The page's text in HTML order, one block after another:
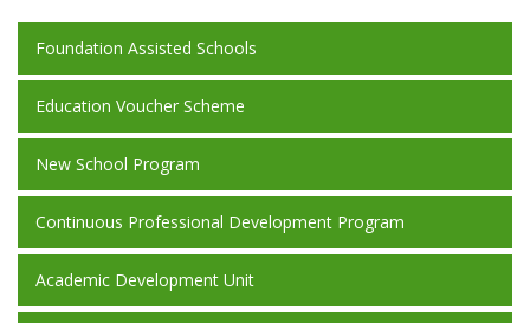
Foundation Assisted Schools
Education Voucher Scheme
New School Program
Continuous Professional Development Program
Academic Development Unit